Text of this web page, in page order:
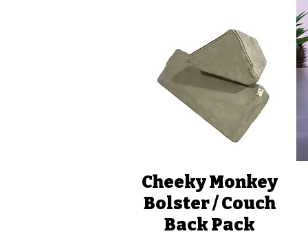
Aperçu rapide
Cheeky Monkey
Bolster / Couch
Back Pack